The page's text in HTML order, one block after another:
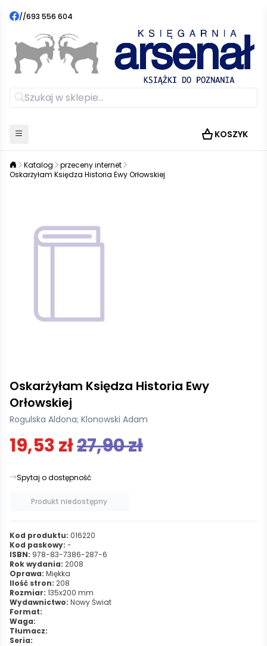
//693 556 604
KOSZYK
Katalog
przeceny internet
Oskarżyłam Księdza Historia Ewy Orłowskiej
Oskarżyłam Księdza Historia Ewy
Orłowskiej
Rogulska Aldona; Klonowski Adam
19,53 zł27,90 zł
Spytaj o dostępność
Produkt niedostępny
Kod produktu: 016220
Kod paskowy: -
ISBN: 978-83-7386-287-6
Rok wydania: 2008
Oprawa: Miękka
Ilość stron: 208
Rozmiar: 135x200 mm
Wydawnictwo: Nowy Świat
Format:
Waga:
Tłumacz:
Seria: